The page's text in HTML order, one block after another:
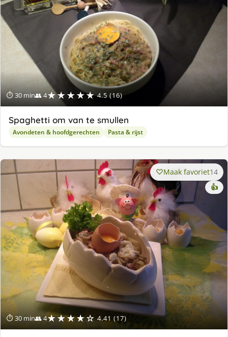
⏱ 30 min👥 4★★★★★ 4.5 (16)
Spaghetti om van te smullen
Avondeten & hoofdgerechten Pasta & rijst
⏱ 30 min👥 4★★★★☆ 4.41 (17)
Maak favoriet14
👍